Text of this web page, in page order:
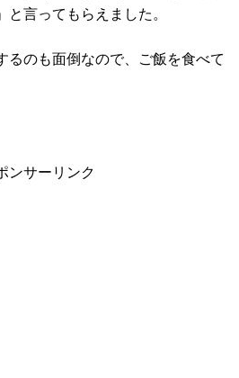
と言ってもらえました。
るのも面倒なので、ご飯を食べて
ンサーリンク